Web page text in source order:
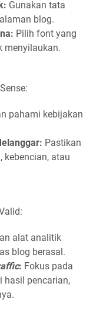
Gunakan tata
blog.
Pilih font yang
menyilaukan.
pahami kebijakan
Pastikan
kebencian, atau
alat analitik
blog berasal.
: Fokus pada
hasil pencarian,